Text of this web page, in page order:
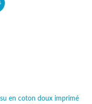
en coton doux imprimé